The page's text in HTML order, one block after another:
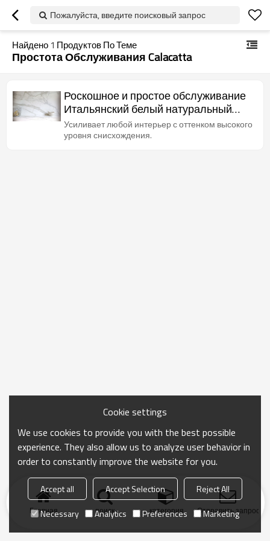
Пожалуйста, введите поисковый запрос
Найдено 1 Продуктов По Теме
Простота Обслуживания Calacatta
Роскошное и простое обслуживание
Итальянский белый натуральный
камень Calacatta oro
Усиливает любой интерьер с оттенком высокого
уровня снисхождения.
Главная поиск категория Отправить запрос
Cookie settings
We use cookies to provide you with the best possible
experience. They also allow us to analyze user behavior in
order to constantly improve the website for you.
Accept all Accept Selection
Reject All
Necessary
Analytics Preferences Marketing